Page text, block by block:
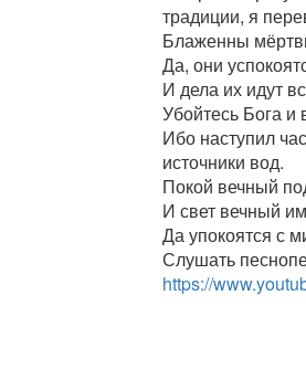
традиции, я
Блаженны
Да, они
И дела их идут
Убойтесь Бога и
Ибо наступил
источники вод.
Покой вечный
И свет вечный
Да упокоятся с
Слушать
https://